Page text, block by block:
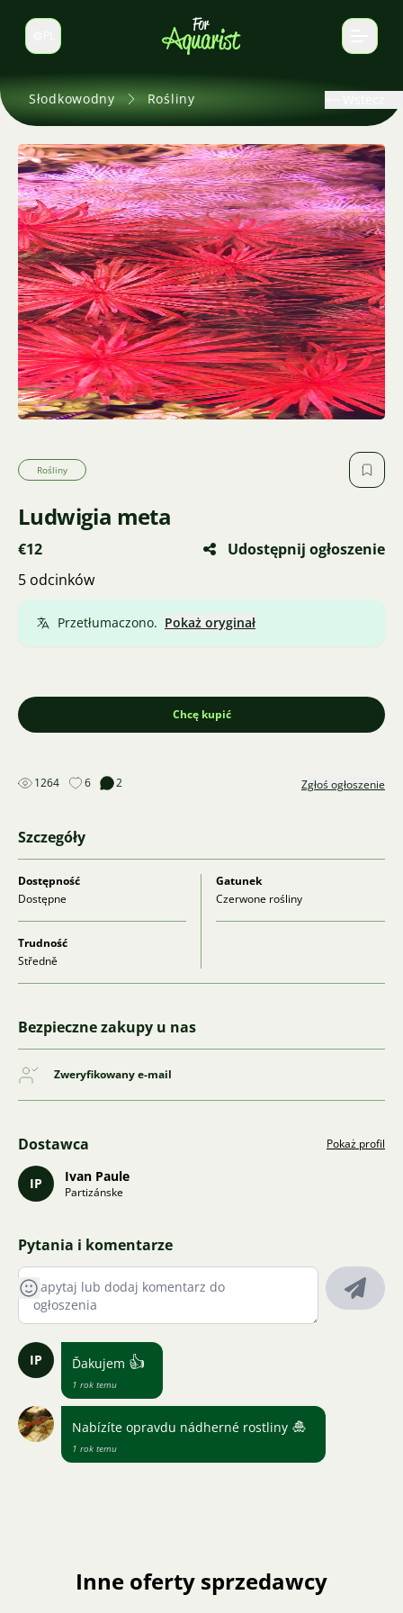
Zmień język
Słodkowodny Rośliny
Rośliny
Ludwigia meta
€12
Udostępnij ogłoszenie
5 odcinków
Przetłumaczono. Pokaż oryginał
Chcę kupić
1264 6 2 Zgłoś ogłoszenie
Szczegóły
Dostępność
Dostępne
Gatunek
Czerwone rośliny
Trudność
Středně
Bezpieczne zakupy u nas
Zweryfikowany e-mail
Dostawca Pokaż profil
IP Ivan Paule
Partizánske
Pytania i komentarze
IP Ďakujem 👍
1 rok temu
Nabízíte opravdu nádherné rostliny 🎍
1 rok temu
Inne oferty sprzedawcy